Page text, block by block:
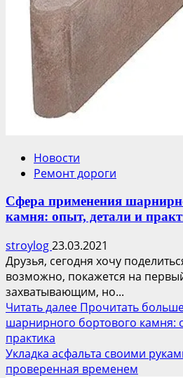
Новости
Ремонт дороги
Сфера применения
камня: опыт, детали и
stroylog23.03.2021
Друзья, сегодня хочу
возможно, покажется на
захватывающим, но...
Читать далее Прочитать
шарнирного бортового камня:
практика
Укладка асфальта своими
проверенная временем